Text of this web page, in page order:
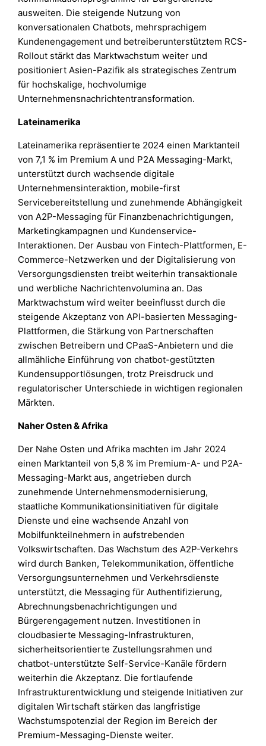
ausweiten. Die steigende Nutzung von
konversationalen Chatbots, mehrsprachigem
Kundenengagement und betreiberunterstütztem RCS-
Rollout stärkt das Marktwachstum weiter und
positioniert Asien-Pazifik als strategisches Zentrum
für hochskalige, hochvolumige
Unternehmensnachrichtentransformation.
Lateinamerika
Lateinamerika repräsentierte 2024 einen Marktanteil
von 7,1 % im Premium A und P2A Messaging-Markt,
unterstützt durch wachsende digitale
Unternehmensinteraktion, mobile-first
Servicebereitstellung und zunehmende Abhängigkeit
von A2P-Messaging für Finanzbenachrichtigungen,
Marketingkampagnen und Kundenservice-
Interaktionen. Der Ausbau von Fintech-Plattformen, E-
Commerce-Netzwerken und der Digitalisierung von
Versorgungsdiensten treibt weiterhin transaktionale
und werbliche Nachrichtenvolumina an. Das
Marktwachstum wird weiter beeinflusst durch die
steigende Akzeptanz von API-basierten Messaging-
Plattformen, die Stärkung von Partnerschaften
zwischen Betreibern und CPaaS-Anbietern und die
allmähliche Einführung von chatbot-gestützten
Kundensupportlösungen, trotz Preisdruck und
regulatorischer Unterschiede in wichtigen regionalen
Märkten.
Naher Osten & Afrika
Der Nahe Osten und Afrika machten im Jahr 2024
einen Marktanteil von 5,8 % im Premium-A- und P2A-
Messaging-Markt aus, angetrieben durch
zunehmende Unternehmensmodernisierung,
staatliche Kommunikationsinitiativen für digitale
Dienste und eine wachsende Anzahl von
Mobilfunkteilnehmern in aufstrebenden
Volkswirtschaften. Das Wachstum des A2P-Verkehrs
wird durch Banken, Telekommunikation, öffentliche
Versorgungsunternehmen und Verkehrsdienste
unterstützt, die Messaging für Authentifizierung,
Abrechnungsbenachrichtigungen und
Bürgerengagement nutzen. Investitionen in
cloudbasierte Messaging-Infrastrukturen,
sicherheitsorientierte Zustellungsrahmen und
chatbot-unterstützte Self-Service-Kanäle fördern
weiterhin die Akzeptanz. Die fortlaufende
Infrastrukturentwicklung und steigende Initiativen zur
digitalen Wirtschaft stärken das langfristige
Wachstumspotenzial der Region im Bereich der
Premium-Messaging-Dienste weiter.